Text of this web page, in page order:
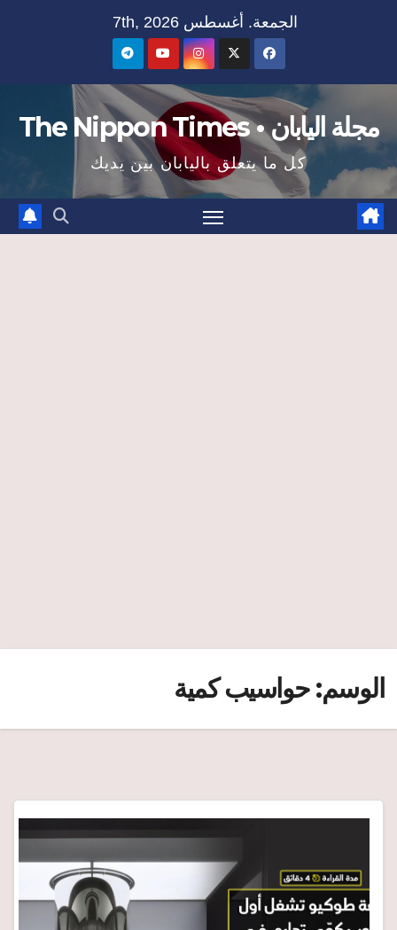
الجمعة. أغسطس 7th, 2026
مجلة اليابان • The Nippon Times
كل ما يتعلق باليابان بين يديك
الوسم:حواسيب كمية